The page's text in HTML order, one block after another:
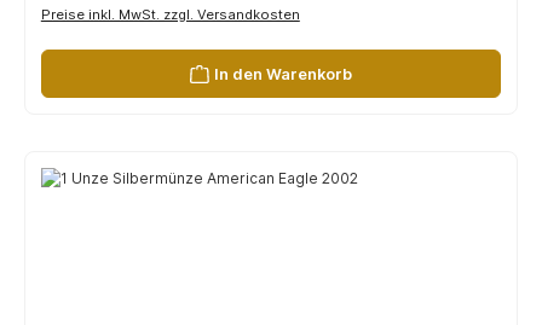
Preise inkl. MwSt. zzgl. Versandkosten
In den Warenkorb